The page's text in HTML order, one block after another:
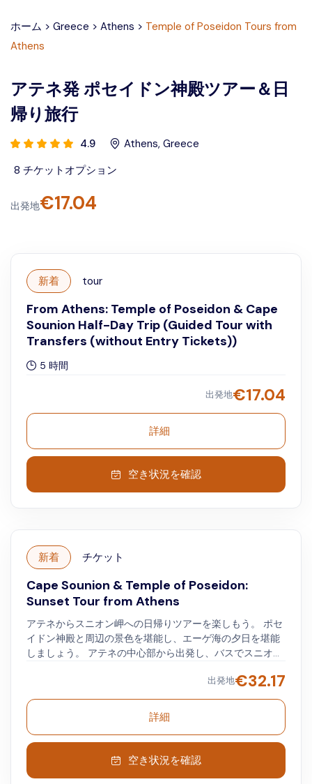
ホーム > Greece > Athens > Temple of Poseidon Tours from
Athens
アテネ発 ポセイドン神殿ツアー＆日
帰り旅行
4.9 Athens, Greece
8 チケットオプション
出発地€17.04
新着 tour
From Athens: Temple of Poseidon & Cape
Sounion Half-Day Trip (Guided Tour with
Transfers (without Entry Tickets))
5 時間
出発地€17.04
詳細
空き状況を確認
新着 チケット
Cape Sounion & Temple of Poseidon:
Sunset Tour from Athens
アテネからスニオン岬への日帰りツアーを楽しもう。 ポセ
イドン神殿と周辺の景色を堪能し、エーゲ海の夕日を堪能
しましょう。 アテネの中心部から出発し、バスでスニオン
古代のソリコス劇場に立ち寄りましょう。 この地域の景色
と古い銀鉱をご覧ください。 スニオン岬に到着し、約2時
間の自由時間でポセイドン神殿を訪れます。 寺院を散策し
て、日没したエーゲ海を眺めましょう。
出発地€32.17
詳細
空き状況を確認